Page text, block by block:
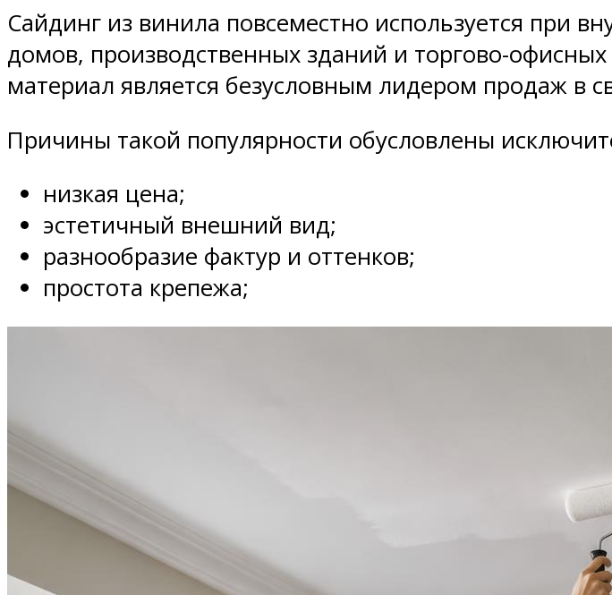
Сайдинг из винила повсеместно используется при
домов, производственных зданий и торгово-
материал является безусловным лидером продаж в
Причины такой популярности обусловлены
низкая цена;
эстетичный внешний вид;
разнообразие фактур и оттенков;
простота крепежа;